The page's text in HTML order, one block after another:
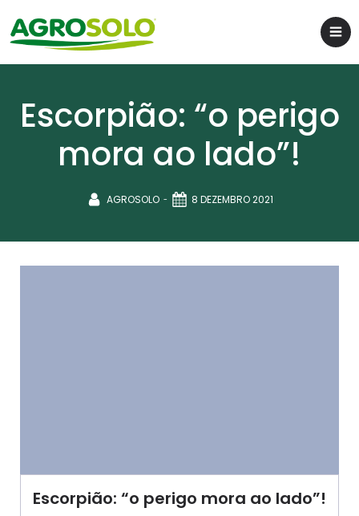
Escorpião: “o perigo
mora ao lado”!
AGROSOLO - 8 DEZEMBRO 2021
Escorpião: “o perigo mora ao lado”!